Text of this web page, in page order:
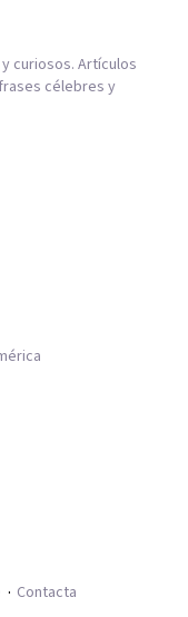
curiosos. Artículos
célebres y
Contacta